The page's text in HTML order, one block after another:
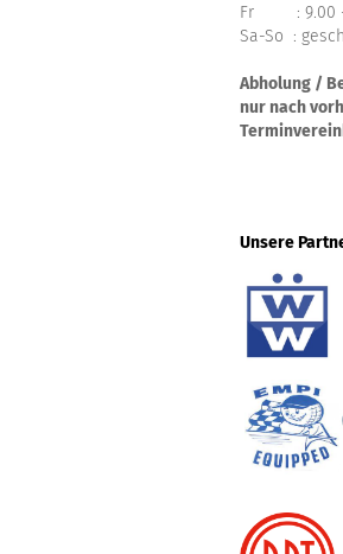
Fr : 9.00 -
Sa-So :
Abholung /
nur nach
Unsere